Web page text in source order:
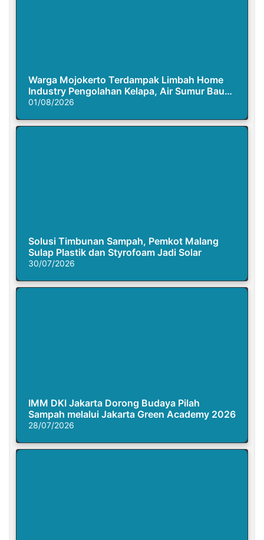
Warga Mojokerto Terdampak Limbah Home
Industry Pengolahan Kelapa, Air Sumur Bau
Busuk
01/08/2026
Solusi Timbunan Sampah, Pemkot Malang
Sulap Plastik dan Styrofoam Jadi Solar
30/07/2026
IMM DKI Jakarta Dorong Budaya Pilah
Sampah melalui Jakarta Green Academy 2026
28/07/2026